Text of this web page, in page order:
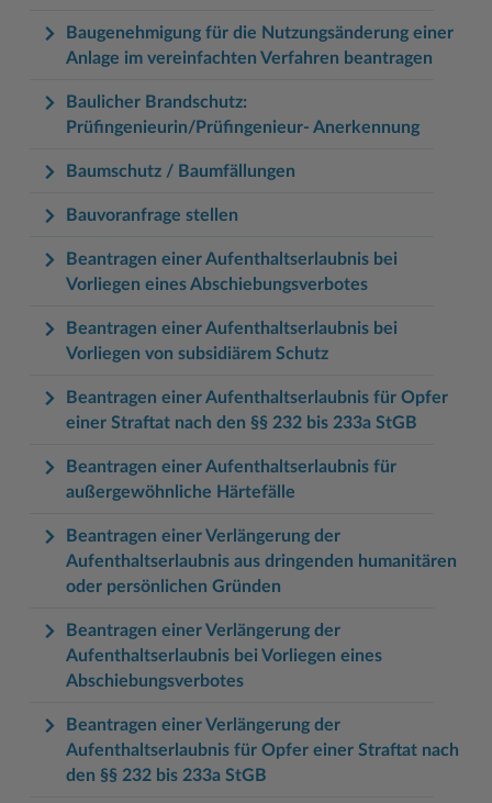
Baugenehmigung für die Nutzungsänderung einer
Anlage im vereinfachten Verfahren beantragen
Baulicher Brandschutz:
Prüfingenieurin/Prüfingenieur- Anerkennung
Baumschutz / Baumfällungen
Bauvoranfrage stellen
Beantragen einer Aufenthaltserlaubnis bei
Vorliegen eines Abschiebungsverbotes
Beantragen einer Aufenthaltserlaubnis bei
Vorliegen von subsidiärem Schutz
Beantragen einer Aufenthaltserlaubnis für Opfer
einer Straftat nach den §§ 232 bis 233a StGB
Beantragen einer Aufenthaltserlaubnis für
außergewöhnliche Härtefälle
Beantragen einer Verlängerung der
Aufenthaltserlaubnis aus dringenden humanitären
oder persönlichen Gründen
Beantragen einer Verlängerung der
Aufenthaltserlaubnis bei Vorliegen eines
Abschiebungsverbotes
Beantragen einer Verlängerung der
Aufenthaltserlaubnis für Opfer einer Straftat nach
den §§ 232 bis 233a StGB